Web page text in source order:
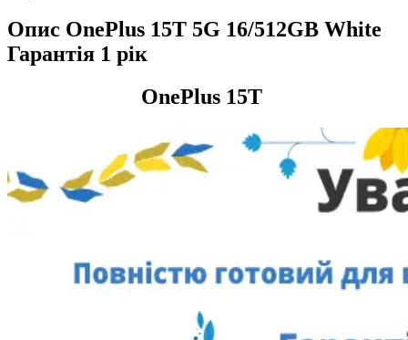
Опис OnePlus 15T 5G 16/512GB White
Гарантія 1 рік
OnePlus 15T